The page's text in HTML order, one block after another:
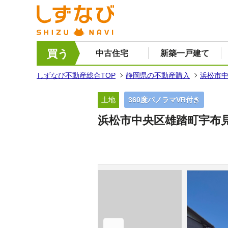
買う 中古住宅 新築一戸建て
しずなび不動産総合TOP 静岡県の不動産購入 浜松市
土地 360度パノラマVR付き
浜松市中央区雄踏町宇